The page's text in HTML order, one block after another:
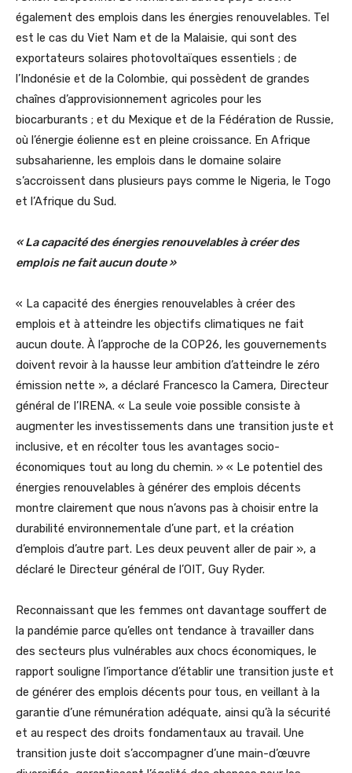
également des emplois dans les énergies renouvelables. Tel
est le cas du Viet Nam et de la Malaisie, qui sont des
exportateurs solaires photovoltaïques essentiels ; de
l’Indonésie et de la Colombie, qui possèdent de grandes
chaînes d’approvisionnement agricoles pour les
biocarburants ; et du Mexique et de la Fédération de Russie,
où l’énergie éolienne est en pleine croissance. En Afrique
subsaharienne, les emplois dans le domaine solaire
s’accroissent dans plusieurs pays comme le Nigeria, le Togo
et l’Afrique du Sud.
« La capacité des énergies renouvelables à créer des
emplois ne fait aucun doute »
« La capacité des énergies renouvelables à créer des
emplois et à atteindre les objectifs climatiques ne fait
aucun doute. À l’approche de la COP26, les gouvernements
doivent revoir à la hausse leur ambition d’atteindre le zéro
émission nette », a déclaré Francesco la Camera, Directeur
général de l’IRENA. « La seule voie possible consiste à
augmenter les investissements dans une transition juste et
inclusive, et en récolter tous les avantages socio-
économiques tout au long du chemin. » « Le potentiel des
énergies renouvelables à générer des emplois décents
montre clairement que nous n’avons pas à choisir entre la
durabilité environnementale d’une part, et la création
d’emplois d’autre part. Les deux peuvent aller de pair », a
déclaré le Directeur général de l’OIT, Guy Ryder.
Reconnaissant que les femmes ont davantage souffert de
la pandémie parce qu’elles ont tendance à travailler dans
des secteurs plus vulnérables aux chocs économiques, le
rapport souligne l’importance d’établir une transition juste et
de générer des emplois décents pour tous, en veillant à la
garantie d’une rémunération adéquate, ainsi qu’à la sécurité
et au respect des droits fondamentaux au travail. Une
transition juste doit s’accompagner d’une main-d’œuvre